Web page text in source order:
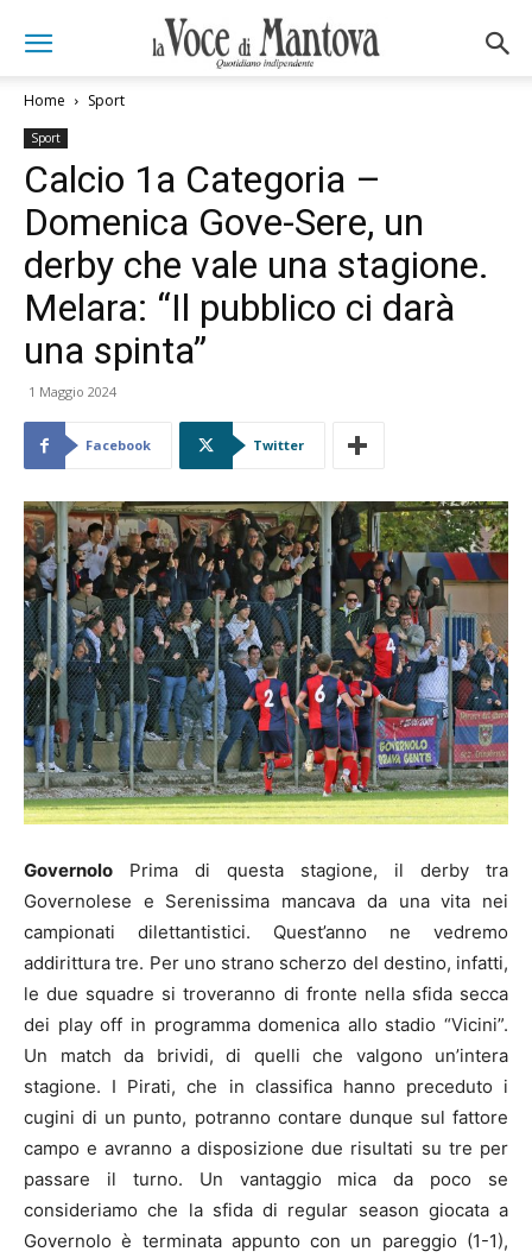
Home Sport
Sport
Calcio 1a Categoria –
Domenica Gove-Sere, un
derby che vale una stagione.
Melara: “Il pubblico ci darà
una spinta”
1 Maggio 2024
Facebook Twitter
Governolo Prima di questa stagione, il derby tra
Governolese e Serenissima mancava da una vita nei
campionati dilettantistici. Quest’anno ne vedremo
addirittura tre. Per uno strano scherzo del destino, infatti,
le due squadre si troveranno di fronte nella sfida secca
dei play off in programma domenica allo stadio “Vicini”.
Un match da brividi, di quelli che valgono un’intera
stagione. I Pirati, che in classifica hanno preceduto i
cugini di un punto, potranno contare dunque sul fattore
campo e avranno a disposizione due risultati su tre per
passare il turno. Un vantaggio mica da poco se
consideriamo che la sfida di regular season giocata a
Governolo è terminata appunto con un pareggio (1-1),